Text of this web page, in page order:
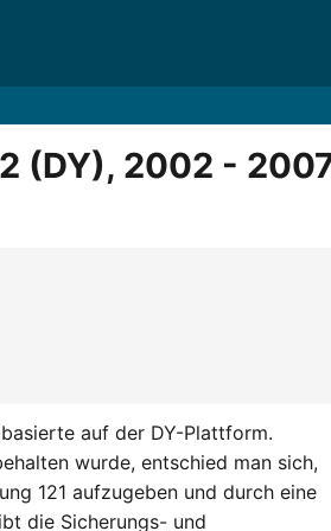
(DY), 2002 -
auf der DY-Plattform.
wurde, entschied man sich,
121 aufzugeben und durch eine
die Sicherungs- und